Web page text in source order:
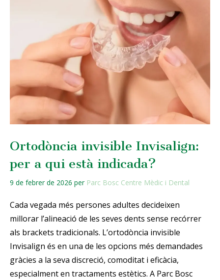
Ortodòncia invisible Invisalign:
per a qui està indicada?
9 de febrer de 2026 per Parc Bosc Centre Mèdic i Dental
Cada vegada més persones adultes decideixen
millorar l’alineació de les seves dents sense recórrer
als brackets tradicionals. L’ortodòncia invisible
Invisalign és en una de les opcions més demandades
gràcies a la seva discreció, comoditat i eficàcia,
especialment en tractaments estètics. A Parc Bosc